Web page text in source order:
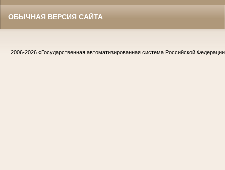
ОБЫЧНАЯ ВЕРСИЯ САЙТА
2006-2026 «Государственная автоматизированная система Российской